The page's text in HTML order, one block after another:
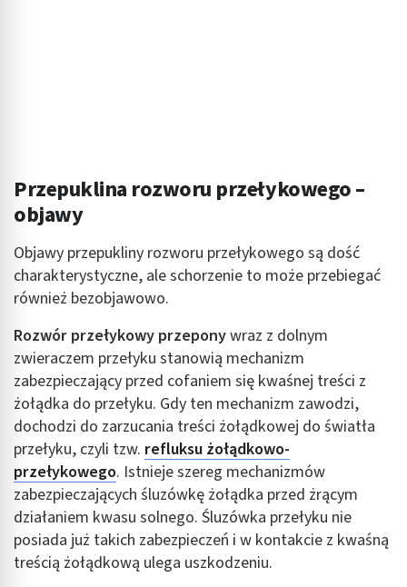
Przepuklina rozworu przełykowego –
objawy
Objawy przepukliny rozworu przełykowego są dość
charakterystyczne, ale schorzenie to może przebiegać
również bezobjawowo.
Rozwór przełykowy przeponywraz z dolnym
zwieraczem przełyku stanowią mechanizm
zabezpieczający przed cofaniem się kwaśnej treści z
żołądka do przełyku. Gdy ten mechanizm zawodzi,
dochodzi do zarzucania treści żołądkowej do światła
przełyku, czyli tzw. refluksu żołądkowo-
przełykowego. Istnieje szereg mechanizmów
zabezpieczających śluzówkę żołądka przed żrącym
działaniem kwasu solnego. Śluzówka przełyku nie
posiada już takich zabezpieczeń i w kontakcie z kwaśną
treścią żołądkową ulega uszkodzeniu.